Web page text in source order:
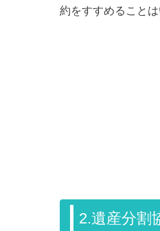
約をすすめること
2.遺産分割